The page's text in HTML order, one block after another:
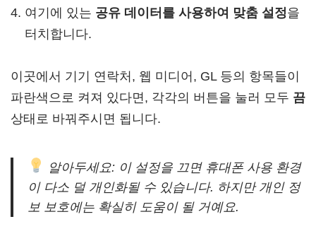
여기에 있는 공유 데이터를 사용하여 맞춤 설정을
터치합니다.
이곳에서 기기 연락처, 웹 미디어, GL 등의 항목들이
파란색으로 켜져 있다면, 각각의 버튼을 눌러 모두 끔
상태로 바꿔주시면 됩니다.
알아두세요: 이 설정을 끄면 휴대폰 사용 환경
이 다소 덜 개인화될 수 있습니다. 하지만 개인 정
보 보호에는 확실히 도움이 될 거예요.